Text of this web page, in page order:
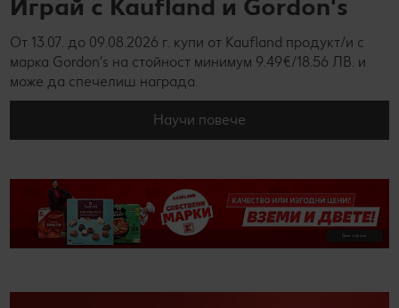
От 13.07. до 09.08.2026 г. купи от Kaufland продукт/и с
марка Gordon’s на стойност минимум 9.49€/18.56 ЛВ. и
може да спечелиш награда.
Научи повече